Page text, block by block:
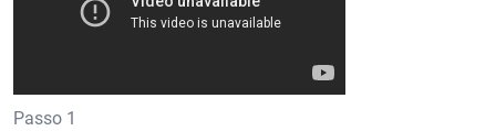
Passo 1